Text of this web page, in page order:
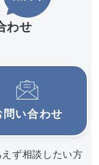
わせ
問い合わせ
えず相談したい方